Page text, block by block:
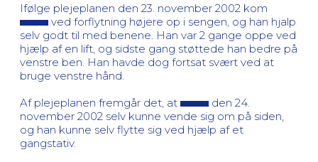
Ifølge plejeplanen den 23. november 2002 kom
ved forflytning højere op i sengen, og han hjalp
selv godt til med benene. Han var 2 gange oppe ved
hjælp af en lift, og sidste gang støttede han bedre på
venstre ben. Han havde dog fortsat svært ved at
bruge venstre hånd.
Af plejeplanen fremgår det, at
den 24.
november 2002 selv kunne vende sig om på siden,
og han kunne selv flytte sig ved hjælp af et
gangstativ.